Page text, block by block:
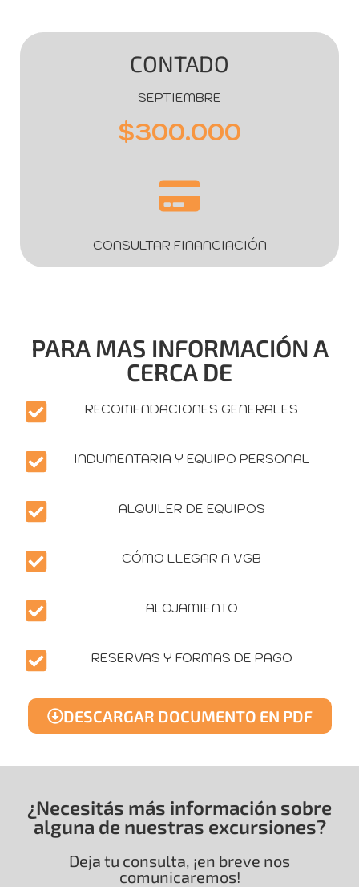
CONTADO
SEPTIEMBRE
$300.000
CONSULTAR FINANCIACIÓN
PARA MAS INFORMACIÓN A
CERCA DE
RECOMENDACIONES GENERALES
INDUMENTARIA Y EQUIPO PERSONAL
ALQUILER DE EQUIPOS
CÓMO LLEGAR A VGB
ALOJAMIENTO
RESERVAS Y FORMAS DE PAGO
DESCARGAR DOCUMENTO EN PDF
¿Necesitás más información sobre
alguna de nuestras excursiones?
Deja tu consulta, ¡en breve nos
comunicaremos!